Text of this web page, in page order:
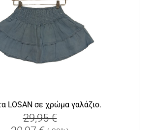
LOSAN σε χρώμα γαλάζιο.
29,95 €